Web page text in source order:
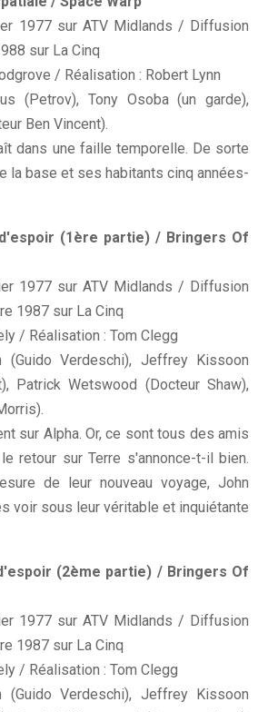
1977 sur ATV Midlands / Diffusion
sur La Cinq
/ Réalisation : Robert Lynn
(Petrov), Tony Osoba (un garde),
Ben Vincent).
dans une faille temporelle. De sorte
la base et ses habitants cinq années-
(1ère partie) / Bringers Of
1977 sur ATV Midlands / Diffusion
1987 sur La Cinq
/ Réalisation : Tom Clegg
(Guido Verdeschi), Jeffrey Kissoon
Patrick Wetswood (Docteur Shaw),
sur Alpha. Or, ce sont tous des amis
retour sur Terre s'annonce-t-il bien.
de leur nouveau voyage, John
voir sous leur véritable et inquiétante
(2ème partie) / Bringers Of
1977 sur ATV Midlands / Diffusion
1987 sur La Cinq
/ Réalisation : Tom Clegg
(Guido Verdeschi), Jeffrey Kissoon